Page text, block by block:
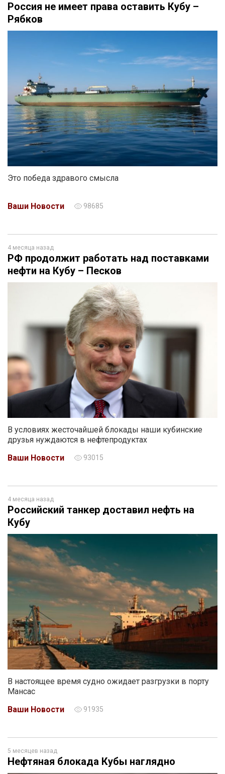
Россия не имеет права оставить Кубу –
Рябков
Это победа здравого смысла
Ваши Новости 98685
4 месяца назад
РФ продолжит работать над поставками
нефти на Кубу – Песков
В условиях жесточайшей блокады наши кубинские
друзья нуждаются в нефтепродуктах
Ваши Новости
93015
4 месяца назад
Российский танкер доставил нефть на
Кубу
В настоящее время судно ожидает разгрузки в порту
Мансас
Ваши Новости
91935
5 месяцев назад
Нефтяная блокада Кубы наглядно